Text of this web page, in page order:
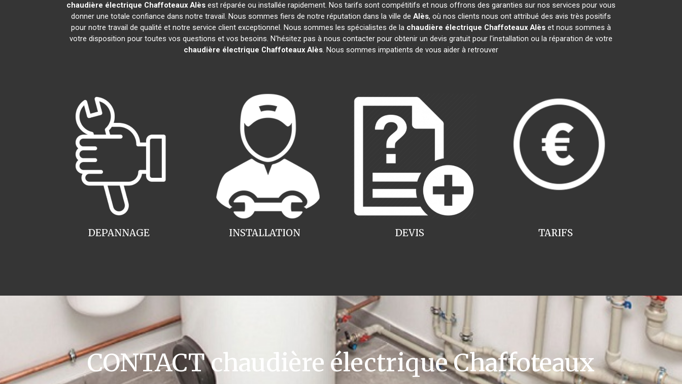
chaudière électrique Chaffoteaux Alès est réparée ou installée rapidement. Nos tarifs sont compétitifs et nous offrons des garanties sur nos services pour vous
donner une totale confiance dans notre travail. Nous sommes fiers de notre réputation dans la ville de Alès, où nos clients nous ont attribué des avis très positifs
pour notre travail de qualité et notre service client exceptionnel. Nous sommes les spécialistes de la chaudière électrique Chaffoteaux Alès et nous sommes à
votre disposition pour toutes vos questions et vos besoins. N'hésitez pas à nous contacter pour obtenir un devis gratuit pour l'installation ou la réparation de votre
chaudière électrique Chaffoteaux Alès. Nous sommes impatients de vous aider à retrouver
INSTALLATION
DEPANNAGE TARIFS
DEVIS
CONTACT chaudière électrique Chaffoteaux